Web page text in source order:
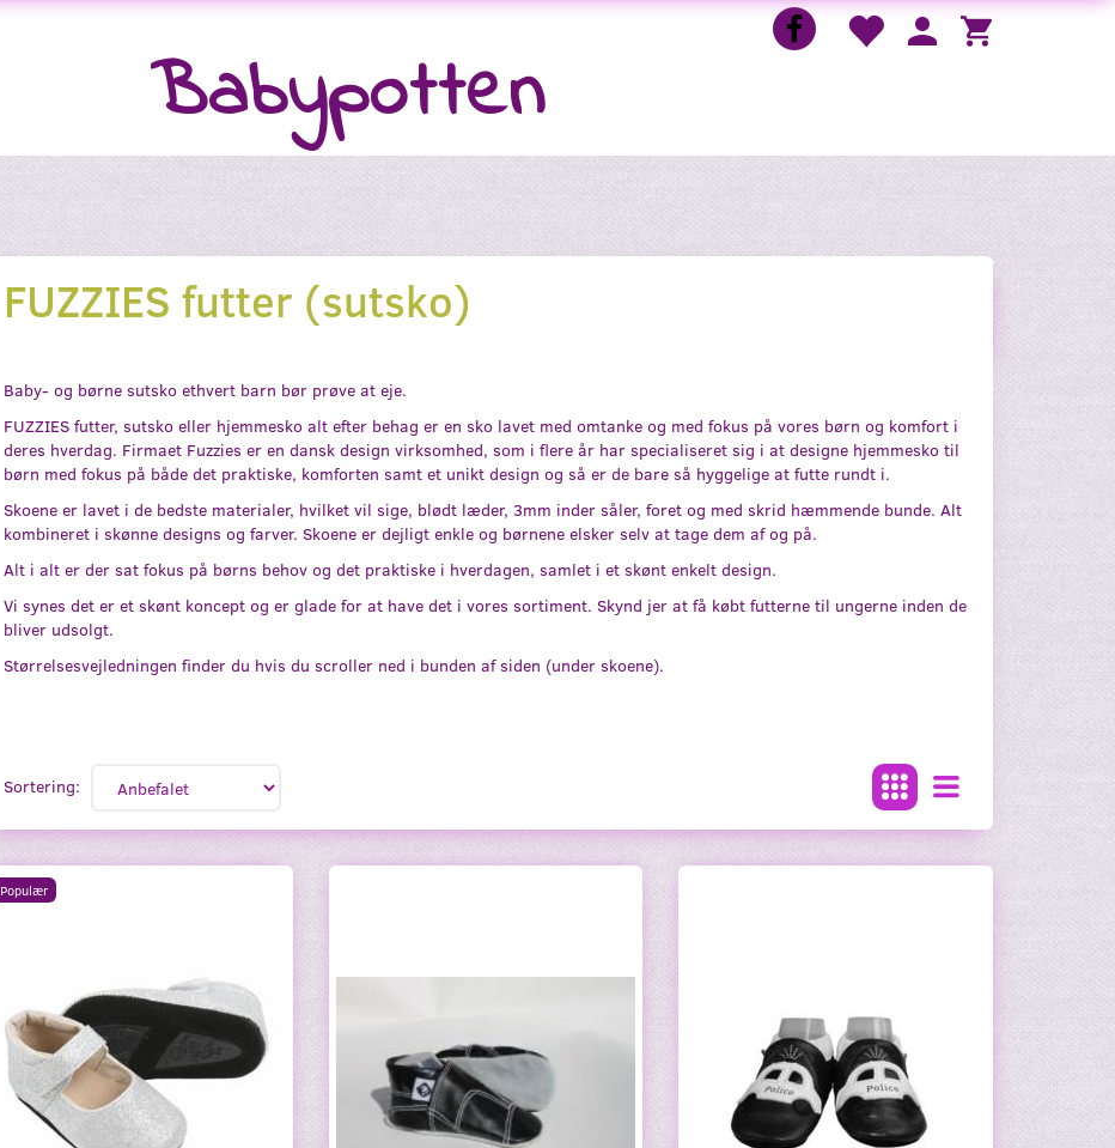
Babypotten
FUZZIES futter (sutsko)
Baby- og børne sutsko ethvert barn bør prøve at eje.
FUZZIES futter, sutsko eller hjemmesko alt efter behag er en sko lavet med omtanke og med fokus på vores børn og komfort i
deres hverdag. Firmaet Fuzzies er en dansk design virksomhed, som i flere år har specialiseret sig i at designe hjemmesko til
børn med fokus på både det praktiske, komforten samt et unikt design og så er de bare så hyggelige at futte rundt i.
Skoene er lavet i de bedste materialer, hvilket vil sige, blødt læder, 3mm inder såler, foret og med skrid hæmmende bunde. Alt
kombineret i skønne designs og farver. Skoene er dejligt enkle og børnene elsker selv at tage dem af og på.
Alt i alt er der sat fokus på børns behov og det praktiske i hverdagen, samlet i et skønt enkelt design.
Vi synes det er et skønt koncept og er glade for at have det i vores sortiment. Skynd jer at få købt futterne til ungerne inden de
bliver udsolgt.
Størrelsesvejledningen finder du hvis du scroller ned i bunden af siden (under skoene).
Sortering:
Populær